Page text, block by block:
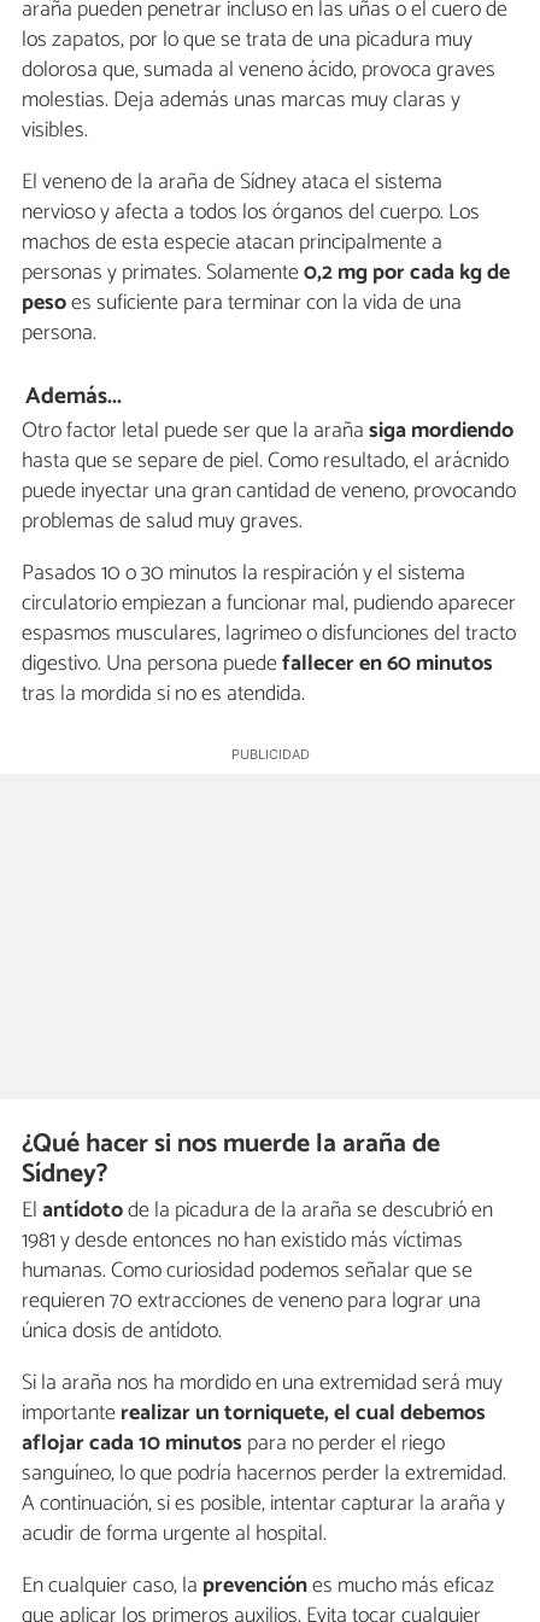
araña pueden penetrar incluso en las uñas o el cuero de
los zapatos, por lo que se trata de una picadura muy
dolorosa que, sumada al veneno ácido, provoca graves
molestias. Deja además unas marcas muy claras y
visibles.
El veneno de la araña de Sídney ataca el sistema
nervioso y afecta a todos los órganos del cuerpo. Los
machos de esta especie atacan principalmente a
personas y primates. Solamente0,2 mg por cada kg de
pesoes suficiente para terminar con la vida de una
persona.
Además...
Otro factor letal puede ser que la arañasiga mordiendo
hasta que se separe de piel. Como resultado, el arácnido
puede inyectar una gran cantidad de veneno, provocando
problemas de salud muy graves.
Pasados 10 o 30 minutos la respiración y el sistema
circulatorio empiezan a funcionar mal, pudiendo aparecer
espasmos musculares, lagrimeo o disfunciones del tracto
digestivo. Una persona puedefallecer en 60 minutos
tras la mordida si no es atendida.
¿Qué hacer si nos muerde la araña de
Sídney?
Elantídotode la picadura de la araña se descubrió en
1981 y desde entonces no han existido más víctimas
humanas. Como curiosidad podemos señalar que se
requieren 70 extracciones de veneno para lograr una
única dosis de antídoto.
Si la araña nos ha mordido en una extremidad será muy
importanterealizar un torniquete, el cual debemos
aflojar cada 10 minutos para no perder el riego
sanguíneo, lo que podría hacernos perder la extremidad.
A continuación, si es posible, intentar capturar la araña y
acudir de forma urgente al hospital.
En cualquier caso, la prevenciónes mucho más eficaz